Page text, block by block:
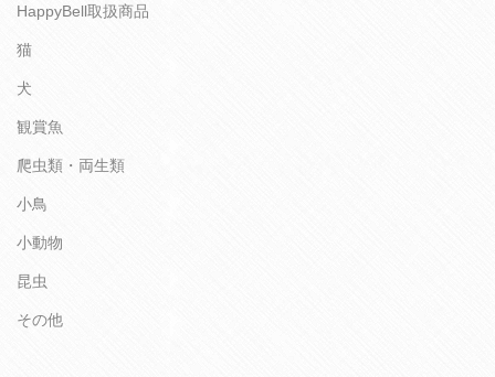
HappyBell取扱商品
猫
犬
観賞魚
爬虫類・両生類
小鳥
小動物
昆虫
その他